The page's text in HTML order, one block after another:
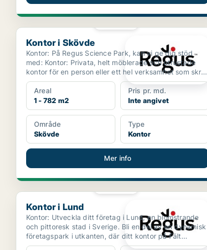
Kontor i Skövde
Kontor i Skövde
Kontor: På Regus Science Park, kan vi ge dig stöd
med: Kontor: Privata, helt möblerade och utrustade
kontor för en person eller ett hel verksamhet som skr...
Areal
1 - 782 m2
Pris pr. md.
Inte angivet
Område
Skövde
Type
Kontor
Mer info
Kontor i Lund
Kontor i Lund
Kontor: Utveckla ditt företag i Lund, en blomstrande
och pittoresk stad i Sverige. Bli en del av en dynamisk
företagspark i utkanten, där ditt kontor på Fält...